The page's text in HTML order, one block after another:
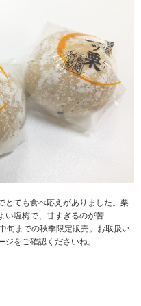
とても食べ応えがありました。栗
い塩梅で、甘すぎるのが苦
旬までの秋季限定販売。お取扱い
をご確認くださいね。